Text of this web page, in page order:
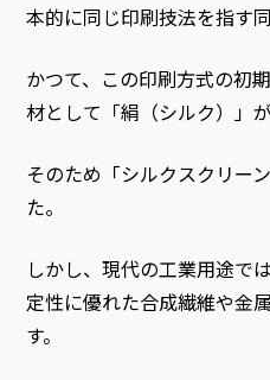
本的に同じ印刷技法を指す
かつて、この印刷方式の初
材として「絹（シルク）」
そのため「シルクスクリー
た。
しかし、現代の工業用途で
定性に優れた合成繊維や金
す。